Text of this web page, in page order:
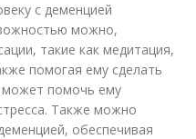
с деменцией
можно,
такие как медитация,
помогая ему сделать
может помочь ему
Также можно
обеспечивая